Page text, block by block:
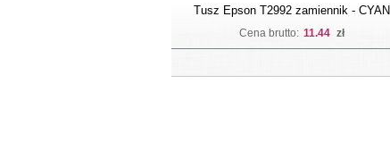
Tusz Epson T2992 zamiennik - CYAN
Cena brutto: 11.44 zł